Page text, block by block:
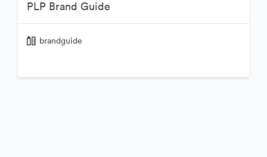
PLP Brand Guide
brandguide